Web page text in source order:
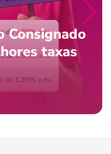
Consignado
taxas